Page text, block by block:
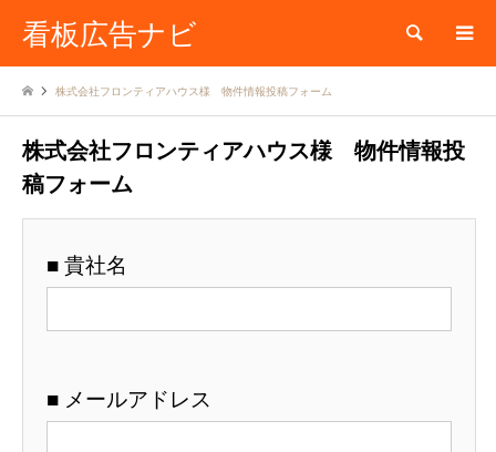
看板広告ナビ 検索
株式会社フロンティアハウス様 物件情報投稿フォーム
株式会社フロンティアハウス様 物件情報投
稿フォーム
■ 貴社名
■ メールアドレス